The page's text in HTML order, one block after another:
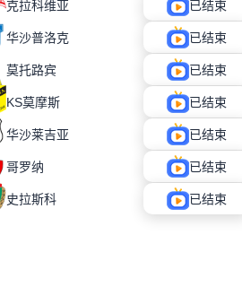
克拉科维亚 已结束
华沙普洛克 已结束
莫托路宾 已结束
KS莫摩斯 已结束
华沙莱吉亚 已结束
哥罗纳 已结束
史拉斯科 已结束